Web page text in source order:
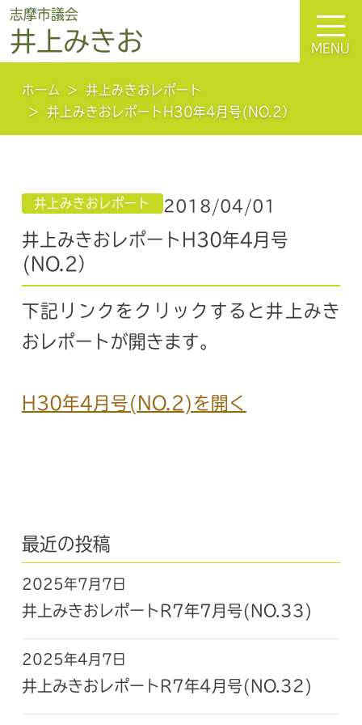
志摩市議会
井上みきお MENU
ホーム
井上みきおレポート
井上みきおレポートH30年4月号(NO.2）
井上みきおレポート 2018/04/01
井上みきおレポートH30年4月号
(NO.2）
下記リンクをクリックすると井上みき
おレポートが開きます。
H30年4月号(NO.2)を開く
最近の投稿
井上みきおレポートR7年7月号(NO.33)
2025年7月7日
井上みきおレポートR7年4月号(NO.32)
2025年4月7日